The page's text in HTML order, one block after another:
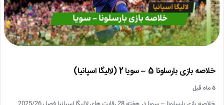
خلاصه بازی بارسلونا 5 – سویا 2 (لالیگا اسپانیا)
۵ ماه قبل